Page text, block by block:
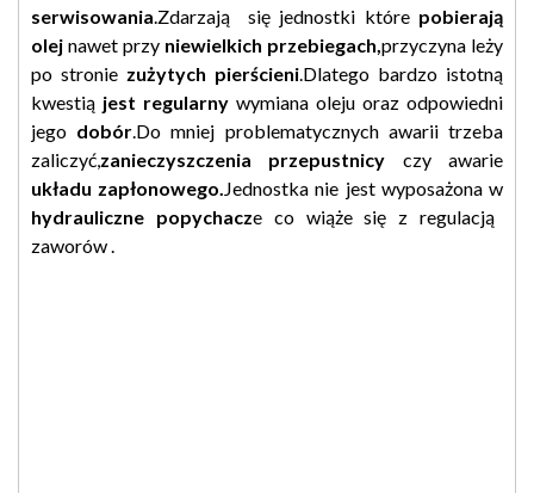
serwisowania .Zdarzają się jednostki które pobierają
olej nawet przy niewielkich przebiegach, przyczyna leży
po stronie zużytych pierścieni .Dlatego bardzo istotną
kwestią jest regularny wymiana oleju oraz odpowiedni
jego dobór .Do mniej problematycznych awarii trzeba
zaliczyć, zanieczyszczenia przepustnicy czy awarie
układu zapłonowego. Jednostka nie jest wyposażona w
hydrauliczne popychacze co wiąże się z regulacją
zaworów .